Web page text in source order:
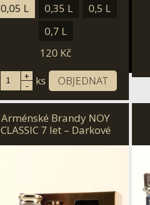
0,05 L 0,35 L
0,5 L
0,7 L
120 Kč
+
- ks OBJEDNAT
Arménské Brandy NOY
CLASSIC 7 let – Darkové
balení se skleničkou